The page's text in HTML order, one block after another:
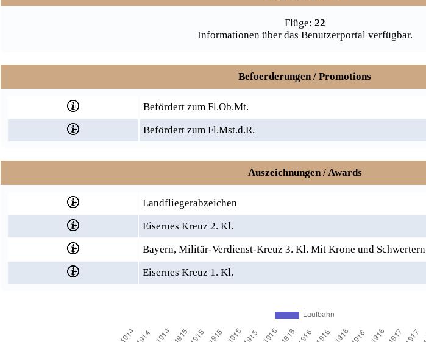
Flüge: 22
Informationen über das Benutzerportal verfügbar.
Befoerderungen / Promotions
Befördert zum Fl.Ob.Mt.
Befördert zum Fl.Mst.d.R.
Auszeichnungen / Awards
Landfliegerabzeichen
Eisernes Kreuz 2. Kl.
Bayern, Militär-Verdienst-Kreuz 3. Kl. Mit Krone und Schwertern
Eisernes Kreuz 1. Kl.